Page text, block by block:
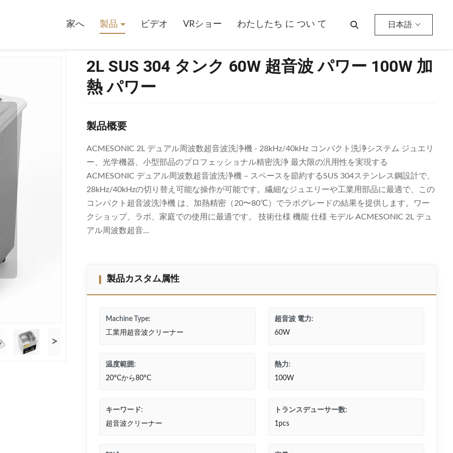
家へ 製品 ビデオ VRショー わたしたち に つい て 日本語
>
2L SUS 304 タンク 60W 超音波 パワー 100W 加
熱 パワー
製品概要
ACMESONIC 2L デュアル周波数超音波洗浄機 - 28kHz/40kHz コンパクト洗浄システム ジュエリ
ー、光学機器、小型部品のプロフェッショナル精密洗浄 最大限の汎用性を実現する
ACMESONIC デュアル周波数超音波洗浄機 – スペースを節約するSUS 304ステンレス鋼設計で、
28kHz/40kHzの切り替え可能な操作が可能です。繊細なジュエリーや工業用部品に最適で、この
コンパクト超音波洗浄機 は、加熱精密（20〜80℃）でラボグレードの結果を提供します。ワー
クショップ、ラボ、家庭での使用に最適です。 技術仕様 機能 仕様 モデル ACMESONIC 2L デュ
アル周波数超音...
製品カスタム属性
Machine Type:
工業用超音波クリーナー
超音波 電力:
60W
温度範囲:
20°Cから80°C
熱力:
100W
キーワード:
超音波クリーナー
トランスデューサー数:
1pcs